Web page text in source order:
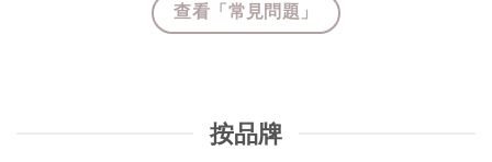
查看「常見問題」
按品牌